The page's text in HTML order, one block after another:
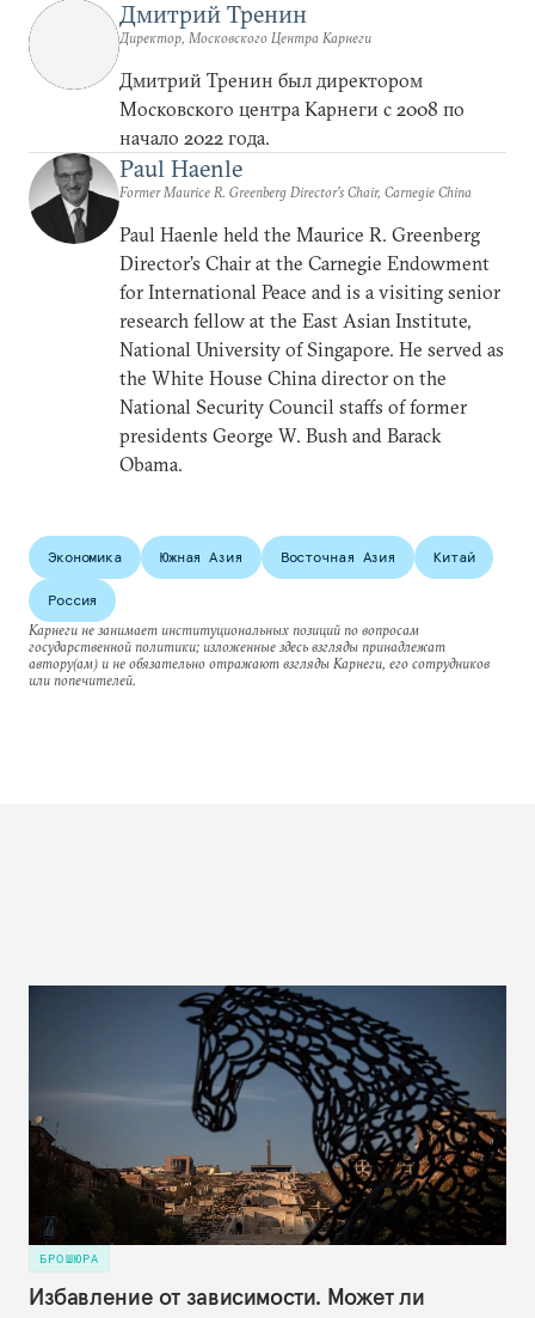
Дмитрий Тренин
Директор, Московского Центра Карнеги
Дмитрий Тренин был директором
Московского центра Карнеги с 2008 по
начало 2022 года.
Paul Haenle
Former Maurice R. Greenberg Director’s Chair, Carnegie China
Paul Haenle held the Maurice R. Greenberg
Director’s Chair at the Carnegie Endowment
for International Peace and is a visiting senior
research fellow at the East Asian Institute,
National University of Singapore. He served as
the White House China director on the
National Security Council staffs of former
presidents George W. Bush and Barack
Obama.
Экономика Южная Азия Восточная Азия Китай
Россия
Карнеги не занимает институциональных позиций по вопросам
государственной политики; изложенные здесь взгляды принадлежат
автору(ам) и не обязательно отражают взгляды Карнеги, его сотрудников
или попечителей.
БРОШЮРА
Избавление от зависимости. Может ли